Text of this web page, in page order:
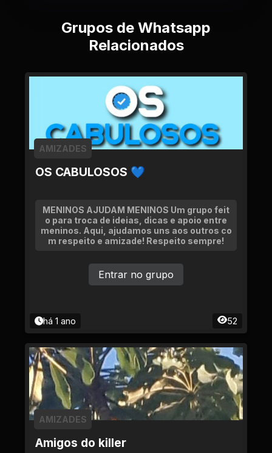
Grupos de Whatsapp
Relacionados
OS CABULOSOS 💙
AMIZADES
MENINOS AJUDAM MENINOS Um grupo feit
o para troca de ideias, dicas e apoio entre
meninos. Aqui, ajudamos uns aos outros co
m respeito e amizade! Respeito sempre!
há 1 ano 52
Entrar no grupo
Amigos do killer
AMIZADES